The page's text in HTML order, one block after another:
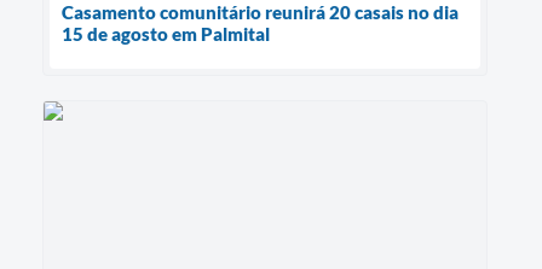
Casamento comunitário reunirá 20 casais no dia
15 de agosto em Palmital